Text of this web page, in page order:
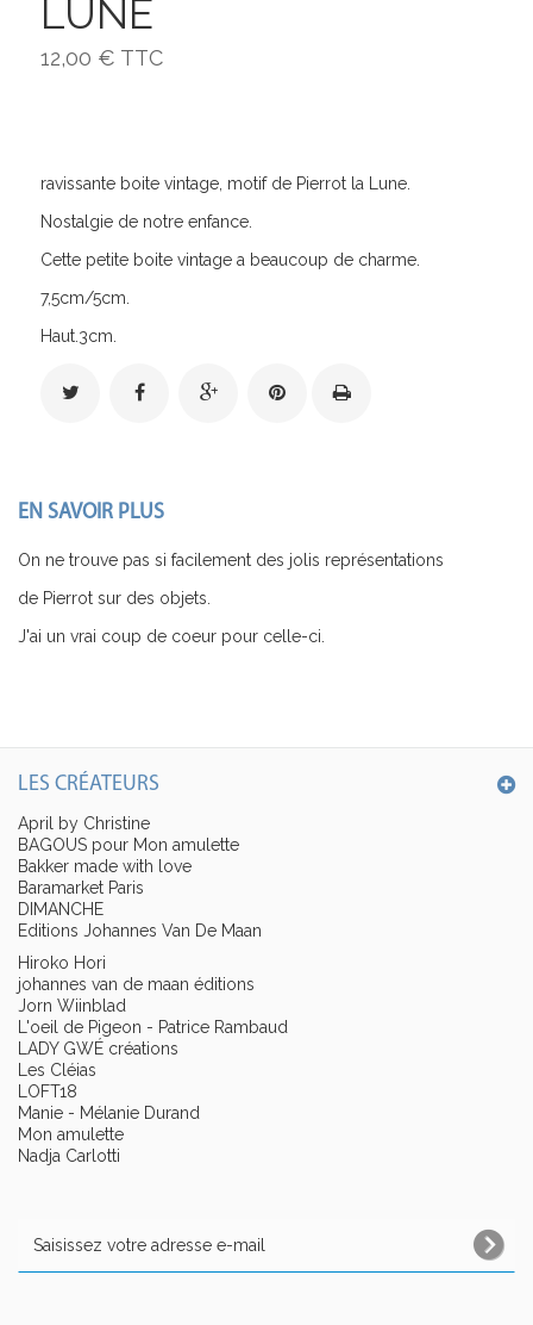
LUNE
12,00 € TTC
ravissante boite vintage, motif de Pierrot la Lune.
Nostalgie de notre enfance.
Cette petite boite vintage a beaucoup de charme.
7,5cm/5cm.
Haut.3cm.
EN SAVOIR PLUS
On ne trouve pas si facilement des jolis représentations
de Pierrot sur des objets.
J'ai un vrai coup de coeur pour celle-ci.
LES CRÉATEURS
April by Christine
BAGOUS pour Mon amulette
Bakker made with love
Baramarket Paris
DIMANCHE
Editions Johannes Van De Maan
Hiroko Hori
johannes van de maan éditions
Jorn Wiinblad
L'oeil de Pigeon - Patrice Rambaud
LADY GWÉ créations
Les Cléias
LOFT18
Manie - Mélanie Durand
Mon amulette
Nadja Carlotti